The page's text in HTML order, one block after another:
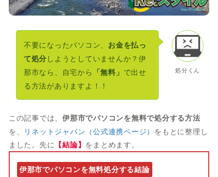
処分くん
不要になったパソコン、 お金を払っ
て処分しようとしていませんか？伊
那市なら、自宅から 「無料」 で出せ
る方法がありますよ！！
この記事では、伊那市でパソコンを無料で処分する方法
を、 リネットジャパン（公式連携ページ） をもとに整理し
ました。先に 【結論】 をまとめます。
伊那市でパソコンを無料処分する結論